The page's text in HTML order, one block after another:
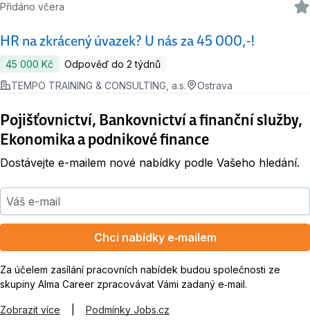
HR na zkrácený úvazek? U nás za 45 000,-!
Přidáno včera
45 000 Kč
Odpověď do 2 týdnů
TEMPO TRAINING & CONSULTING, a.s.
Ostrava
Pojišťovnictví, Bankovnictví a finanční služby,
Ekonomika a podnikové finance
Dostávejte e-mailem nové nabídky podle Vašeho hledání.
Váš e-mail
Chci nabídky e‑mailem
Za účelem zasílání pracovních nabídek budou společnosti ze
skupiny Alma Career zpracovávat Vámi zadaný e‑mail.
Zobrazit více Podmínky Jobs.cz